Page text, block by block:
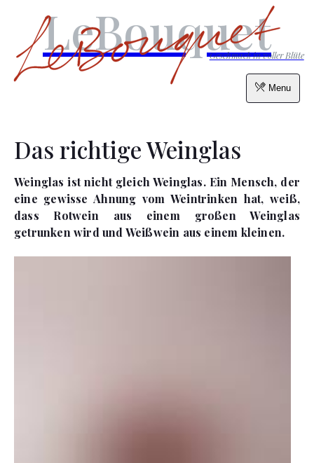
Menu
LeBouquet
Geschmack in voller Blüte
Das richtige Weinglas
Weinglas ist nicht gleich Weinglas. Ein Mensch, der
eine gewisse Ahnung vom Weintrinken hat, weiß,
dass Rotwein aus einem großen Weinglas
getrunken wird und Weißwein aus einem kleinen.